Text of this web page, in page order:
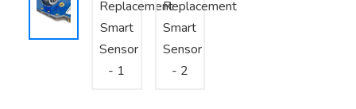
Thi công – Lắp đặt hệ thống HVAC